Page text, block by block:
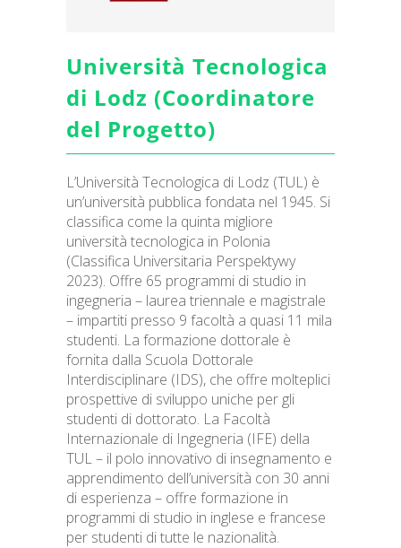
Università Tecnologica
di Lodz (Coordinatore
del Progetto)
L’Università Tecnologica di Lodz (TUL) è
un’università pubblica fondata nel 1945. Si
classifica come la quinta migliore
università tecnologica in Polonia
(Classifica Universitaria Perspektywy
2023). Offre 65 programmi di studio in
ingegneria – laurea triennale e magistrale
– impartiti presso 9 facoltà a quasi 11 mila
studenti. La formazione dottorale è
fornita dalla Scuola Dottorale
Interdisciplinare (IDS), che offre molteplici
prospettive di sviluppo uniche per gli
studenti di dottorato. La Facoltà
Internazionale di Ingegneria (IFE) della
TUL – il polo innovativo di insegnamento e
apprendimento dell’università con 30 anni
di esperienza – offre formazione in
programmi di studio in inglese e francese
per studenti di tutte le nazionalità.